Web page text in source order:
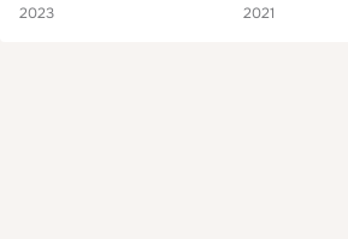
2023
2021